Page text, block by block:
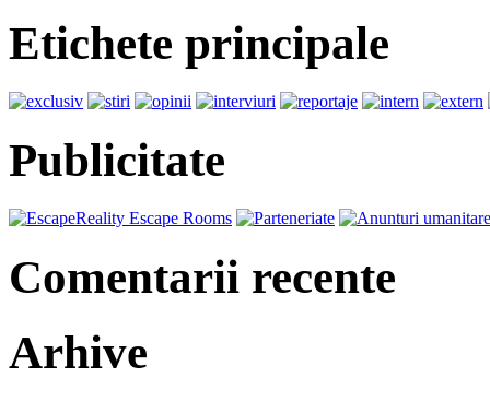
Etichete principale
Publicitate
Comentarii recente
Arhive